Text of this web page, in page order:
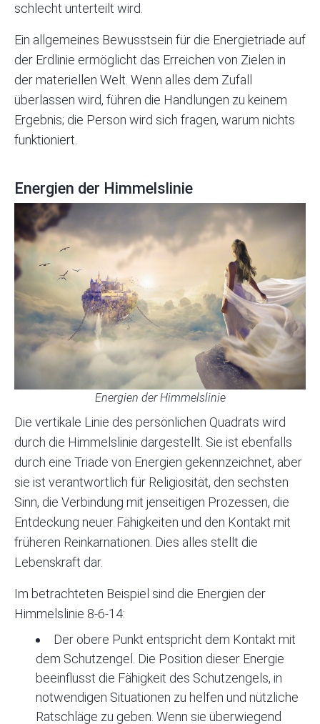
schlecht unterteilt wird.
Ein allgemeines Bewusstsein für die Energietriade auf
der Erdlinie ermöglicht das Erreichen von Zielen in
der materiellen Welt. Wenn alles dem Zufall
überlassen wird, führen die Handlungen zu keinem
Ergebnis; die Person wird sich fragen, warum nichts
funktioniert.
Energien der Himmelslinie
Energien der Himmelslinie
Die vertikale Linie des persönlichen Quadrats wird
durch die Himmelslinie dargestellt. Sie ist ebenfalls
durch eine Triade von Energien gekennzeichnet, aber
sie ist verantwortlich für Religiosität, den sechsten
Sinn, die Verbindung mit jenseitigen Prozessen, die
Entdeckung neuer Fähigkeiten und den Kontakt mit
früheren Reinkarnationen. Dies alles stellt die
Lebenskraft dar.
Im betrachteten Beispiel sind die Energien der
Himmelslinie 8-6-14:
Der obere Punkt entspricht dem Kontakt mit
dem Schutzengel. Die Position dieser Energie
beeinflusst die Fähigkeit des Schutzengels, in
notwendigen Situationen zu helfen und nützliche
Ratschläge zu geben. Wenn sie überwiegend